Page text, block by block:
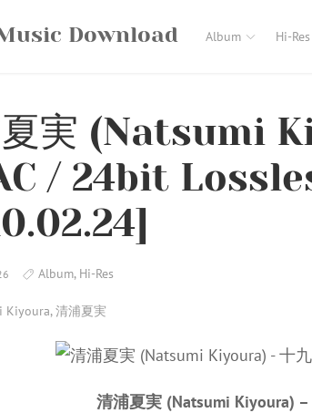
Download Album Hi-Res
実 (Natsumi
/ 24bit
Album, Hi-Res
Kiyoura,清浦夏実
清浦夏実 (Natsumi Kiyoura)